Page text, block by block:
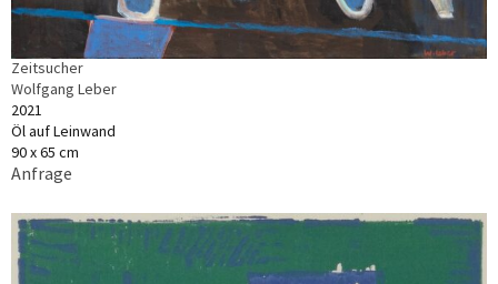
Zeitsucher
Wolfgang Leber
2021
Öl auf Leinwand
90 x 65 cm
Anfrage